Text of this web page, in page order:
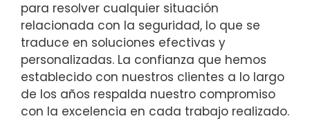
para resolver cualquier situación
relacionada con la seguridad, lo que se
traduce en soluciones efectivas y
personalizadas. La confianza que hemos
establecido con nuestros clientes a lo largo
de los años respalda nuestro compromiso
con la excelencia en cada trabajo realizado.